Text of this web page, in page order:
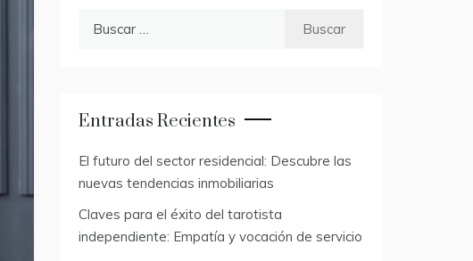
Entradas Recientes
El futuro del sector residencial: Descubre las
nuevas tendencias inmobiliarias
Claves para el éxito del tarotista
independiente: Empatía y vocación de servicio